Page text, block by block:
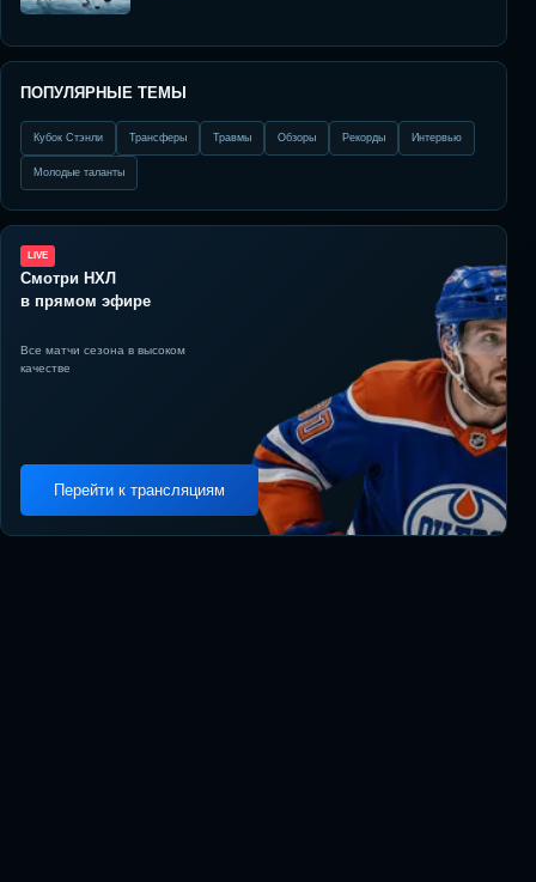
ПОПУЛЯРНЫЕ ТЕМЫ
Кубок Стэнли Трансферы Травмы Обзоры Рекорды Интервью
Молодые таланты
LIVE
Смотри НХЛ
в прямом эфире
Все матчи сезона в высоком
качестве
Перейти к трансляциям